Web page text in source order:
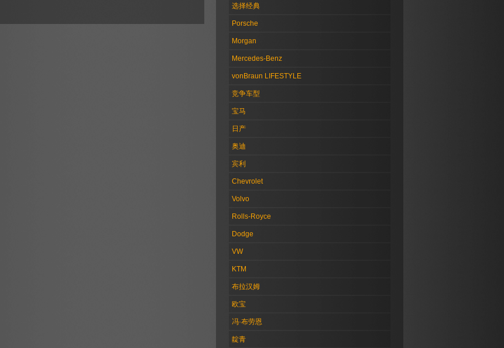
选择经典
Porsche
Morgan
Mercedes-Benz
vonBraun LIFESTYLE
竞争车型
宝马
日产
奥迪
宾利
Chevrolet
Volvo
Rolls-Royce
Dodge
VW
KTM
布拉汉姆
欧宝
冯·布劳恩
靛青